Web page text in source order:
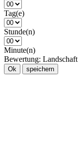
Tag(e)
Stunde(n)
Minute(n)
Bewertung: Landschaft
Ok speichern